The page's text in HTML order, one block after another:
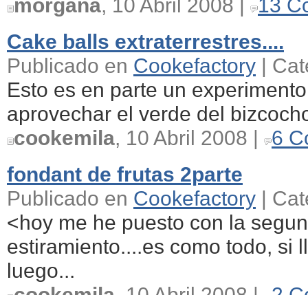
morgana, 10 Abril 2008 |
13
Cake balls extraterrestres....
Publicado en Cookefactory |
Esto es en parte un
aprovechar el verde del
cookemila, 10 Abril 2008 |
6
fondant de frutas 2parte
Publicado en Cookefactory |
<hoy me he puesto con la
estiramiento....es como todo, si
luego...